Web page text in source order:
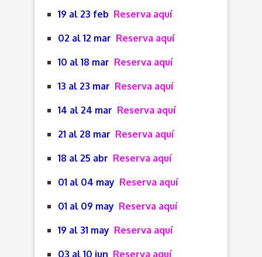
19 al 23 feb Reserva aquí
02 al 12 mar Reserva aquí
10 al 18 mar Reserva aquí
13 al 23 mar Reserva aquí
14 al 24 mar Reserva aquí
21 al 28 mar Reserva aquí
18 al 25 abr Reserva aquí
01 al 04 may Reserva aquí
01 al 09 may Reserva aquí
19 al 31 may Reserva aquí
03 al 10 jun Reserva aquí